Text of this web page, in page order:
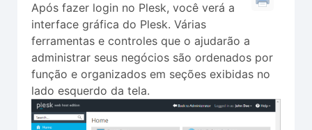
Após fazer login no Plesk, você verá a
interface gráfica do Plesk. Várias
ferramentas e controles que o ajudarão a
administrar seus negócios são ordenados por
função e organizados em seções exibidas no
lado esquerdo da tela.